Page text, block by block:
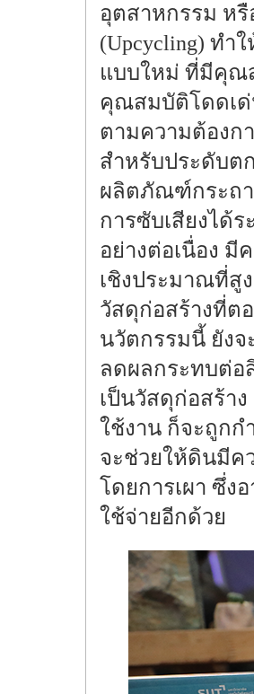
อุตสาหกรรม ห
(Upcycling) ทำ
แบบใหม่ ที่มีคุณ
คุณสมบัติโดดเด่
ตามความต้องก
สำหรับประดับต
ผลิตภัณฑ์กระถ
การซับเสียงได้
อย่างต่อเนื่อง
เชิงประมาณที่สู
วัสดุก่อสร้างที่ต
นวัตกรรมนี้ ยัง
ลดผลกระทบต่อ
เป็นวัสดุก่อสร้า
ใช้งาน ก็จะถูก
จะช่วยให้ดินมีค
โดยการเผา ซึ่ง
ใช้จ่ายอีกด้วย